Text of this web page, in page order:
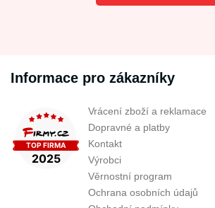
Informace pro zákazníky
Vrácení zboží a reklamace
Dopravné a platby
Kontakt
Výrobci
Věrnostní program
Ochrana osobních údajů